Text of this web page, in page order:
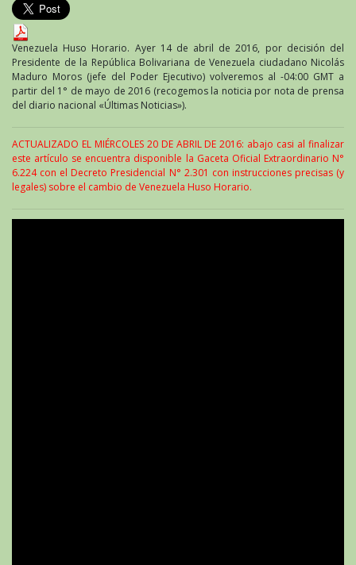
Venezuela Huso Horario. Ayer 14 de abril de 2016, por decisión del
Presidente de la República Bolivariana de Venezuela ciudadano Nicolás
Maduro Moros (jefe del Poder Ejecutivo) volveremos al -04:00 GMT a
partir del 1° de mayo de 2016 (recogemos la noticia por nota de prensa
del diario nacional «Últimas Noticias»).
ACTUALIZADO EL MIÉRCOLES 20 DE ABRIL DE 2016: abajo casi al finalizar
este artículo se encuentra disponible la Gaceta Oficial Extraordinario N°
6.224 con el Decreto Presidencial N° 2.301 con instrucciones precisas (y
legales) sobre el cambio de Venezuela Huso Horario.